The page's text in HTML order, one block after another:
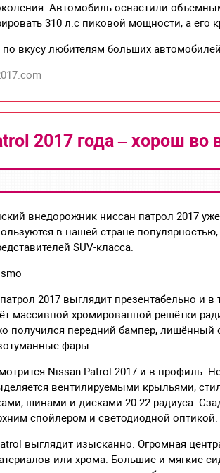
Автомобиль оснастили
310 л.с пиковой мощности, а его
вкусу любителям больших
2017 года – хорош во
внедорожник ниссан патрол 2017
в нашей стране
SUV-класса.
2017 выглядит презентабельно и
массивной хромированной решётки
получился передний бампер,
фары.
Nissan Patrol 2017 и в профиль.
вентилируемыми крыльями,
шинами и дисками 20-22 радиуса.
спойлером и светодиодной оптикой.
выглядит изысканно. Огромная
или хрома. Большие и мягкие